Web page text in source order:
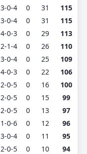
3-0-4 0 31
115
3-0-4 0 31
115
4-0-3 0 29
113
2-1-4 0 26
110
3-0-4 0 25
109
4-0-3 0 22
106
2-0-5 0 16
100
2-0-5 0 15
99
2-0-5 0 13
97
1-0-6 0 12
96
3-0-4 0 11
95
2-0-5 0 10
94